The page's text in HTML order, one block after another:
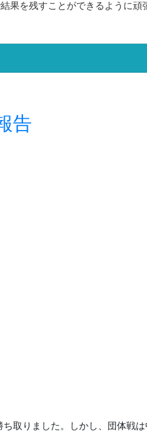
を残すことができるように頑
告
取りました。しかし、 団体戦